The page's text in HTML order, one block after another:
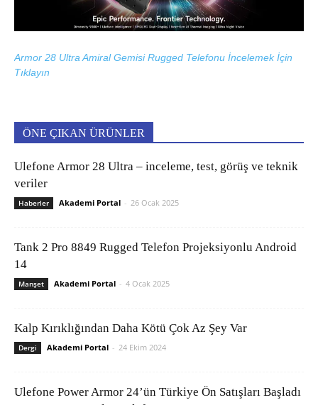
Armor 28 Ultra Amiral Gemisi Rugged Telefonu İncelemek İçin
Tıklayın
ÖNE ÇIKAN ÜRÜNLER
Ulefone Armor 28 Ultra – inceleme, test, görüş ve teknik
veriler
Haberler Akademi Portal - 26 Ocak 2025
Tank 2 Pro 8849 Rugged Telefon Projeksiyonlu Android
14
Manşet Akademi Portal - 4 Ocak 2025
Kalp Kırıklığından Daha Kötü Çok Az Şey Var
Dergi Akademi Portal - 24 Ekim 2024
Ulefone Power Armor 24’ün Türkiye Ön Satışları Başladı